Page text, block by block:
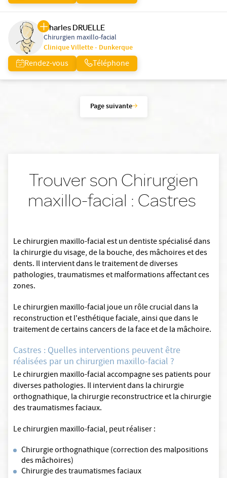
Charles DRUELLE
Chirurgien maxillo-facial
Clinique Villette - Dunkerque
Rendez-vous Téléphone
Page suivante
Trouver son Chirurgien
maxillo-facial : Castres
Le chirurgien maxillo-facial est un dentiste spécialisé dans
la chirurgie du visage, de la bouche, des mâchoires et des
dents. Il intervient dans le traitement de diverses
pathologies, traumatismes et malformations affectant ces
zones.
Le chirurgien maxillo-facial joue un rôle crucial dans la
reconstruction et l'esthétique faciale, ainsi que dans le
traitement de certains cancers de la face et de la mâchoire.
Castres : Quelles interventions peuvent être
réalisées par un chirurgien maxillo-facial ?
Le chirurgien maxillo-facial accompagne ses patients pour
diverses pathologies. Il intervient dans la chirurgie
orthognathique, la chirurgie reconstructrice et la chirurgie
des traumatismes faciaux.
Le chirurgien maxillo-facial, peut réaliser :
Chirurgie orthognathique (correction des malpositions
des mâchoires)
Chirurgie des traumatismes faciaux